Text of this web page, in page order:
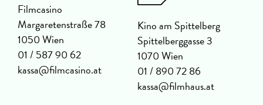
Filmcasino
Margaretenstraße 78
1050 Wien
01 / 587 90 62
kassa@filmcasino.at
Kino am Spittelberg
Spittelberggasse 3
1070 Wien
01 / 890 72 86
kassa@filmhaus.at